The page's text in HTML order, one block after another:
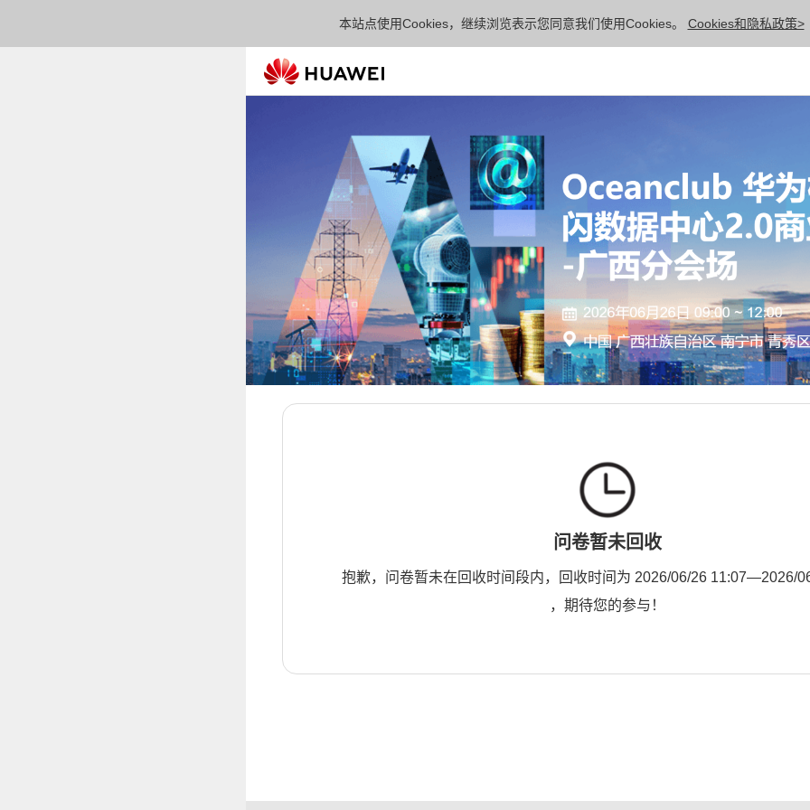
本站点使用Cookies，继续浏览表示您同意我们使用Cookies。 Cookies和隐私政策>
问卷暂未回收
抱歉，问卷暂未在回收时间段内，回收时间为 2026/06/26 11:07—2026/
，期待您的参与！